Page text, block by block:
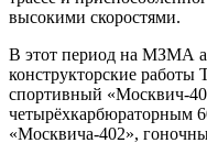
высокими скоростями.
В этот период на МЗМА
конструкторские работы
спортивный «Москвич-
четырёхкарбюраторным
«Москвича-402»,